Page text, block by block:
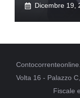
Dicembre 19,
Volta 16 - Palazzo
Fiscale